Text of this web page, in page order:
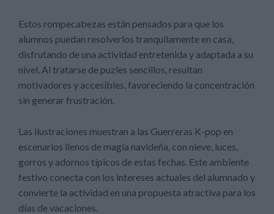
Estos rompecabezas están pensados para que los
alumnos puedan resolverlos tranquilamente en casa,
disfrutando de una actividad entretenida y adaptada a su
nivel. Al tratarse de puzles sencillos, resultan
motivadores y accesibles, favoreciendo la concentración
sin generar frustración.
Las ilustraciones muestran a las Guerreras K-pop en
escenarios llenos de magia navideña, con nieve, luces,
gorros y adornos típicos de estas fechas. Este ambiente
festivo conecta con los intereses actuales del alumnado y
convierte la actividad en una propuesta atractiva para los
días de vacaciones.